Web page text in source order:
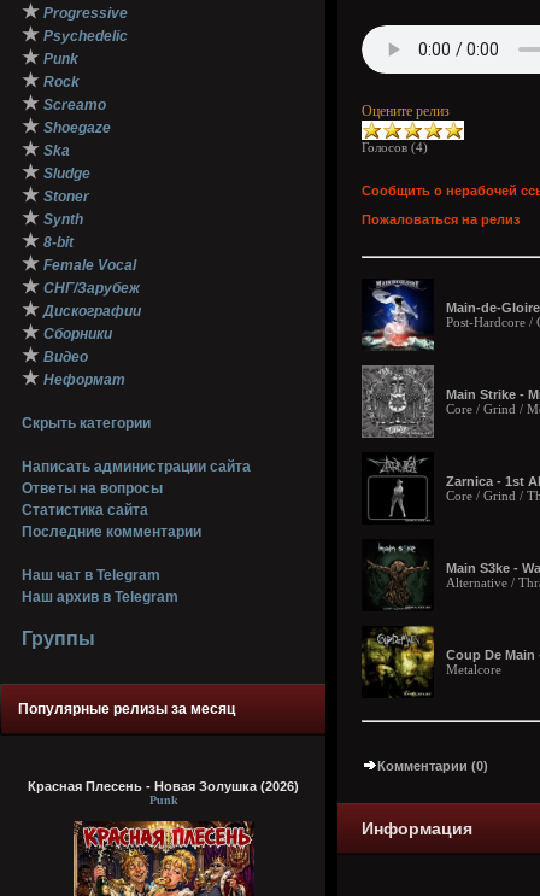
★ Progressive
★ Psychedelic
★ Punk
★ Rock
★ Screamo
★ Shoegaze
★ Ska
★ Sludge
★ Stoner
★ Synth
★ 8-bit
★ Female Vocal
★ СНГ/Зарубеж
★ Дискографии
★ Сборники
★ Видео
★ Неформат
Скрыть категории
Написать администрации сайта
Ответы на вопросы
Статистика сайта
Последние комментарии
Наш чат в Telegram
Наш архив в Telegram
Группы
Популярные релизы за месяц
Красная Плесень - Новая Золушка (2026)
Punk
Оцените релиз
Голосов (4)
Сообщить о нерабочей
Пожаловаться на релиз
Main-de-
Post-Hardcore
Main Strike -
Core / Grind /
Zarnica - 1st
Core / Grind /
Main S3ke -
Alternative /
Coup De Main
Metalcore
Комментарии (0)
Информация